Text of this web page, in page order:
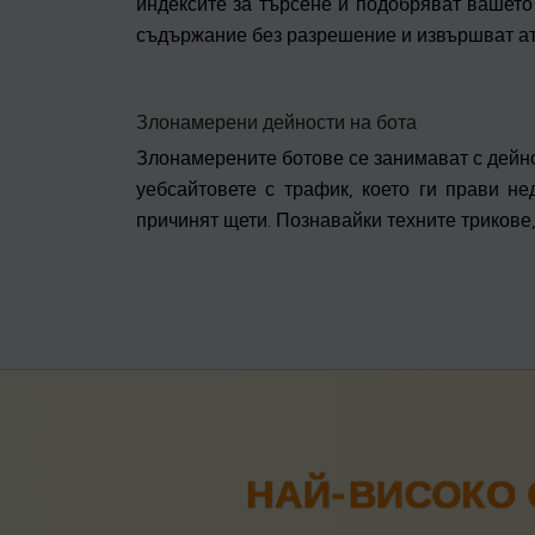
съдържание без разрешение и извършват
Злонамерени дейности на бота
Злонамерените ботове се занимават с
уебсайтовете с трафик, което ги прави
причинят щети. Познавайки техните
НАЙ-ВИСОКО